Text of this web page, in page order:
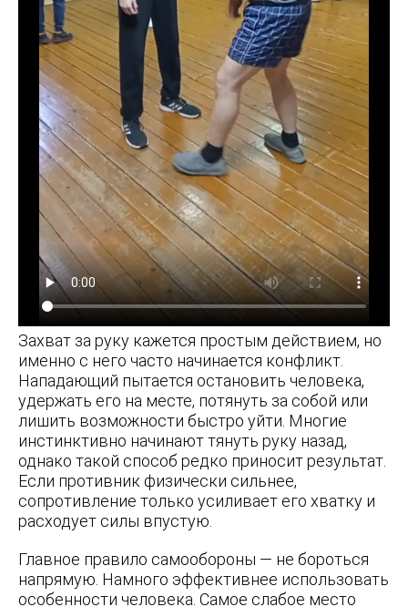
Захват за руку кажется простым действием, но
именно с него часто начинается конфликт.
Нападающий пытается остановить человека,
удержать его на месте, потянуть за собой или
лишить возможности быстро уйти. Многие
инстинктивно начинают тянуть руку назад,
однако такой способ редко приносит результат.
Если противник физически сильнее,
сопротивление только усиливает его хватку и
расходует силы впустую.
Главное правило самообороны — не бороться
напрямую. Намного эффективнее использовать
особенности человека. Самое слабое место